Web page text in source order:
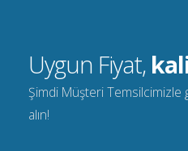
Uygun Fiyat,
Şimdi Müşteri Temsilcimizle
alın!